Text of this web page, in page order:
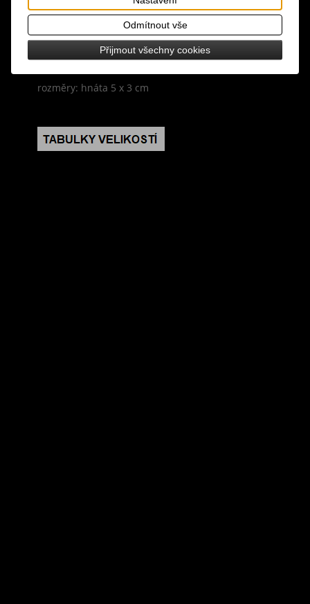
materiál: kov
design: výrazný náhrdelník stříbrné barvy ve tvaru
kostlivcových hnát s řetízky
rozměry: hnáta 5 x 3 cm
Odmítnout vše
Přijmout všechny cookies